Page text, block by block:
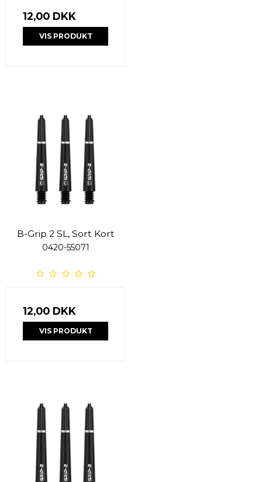
12,00 DKK
VIS PRODUKT
B-Grip 2 SL, Sort Kort
0420-55071
12,00 DKK
VIS PRODUKT